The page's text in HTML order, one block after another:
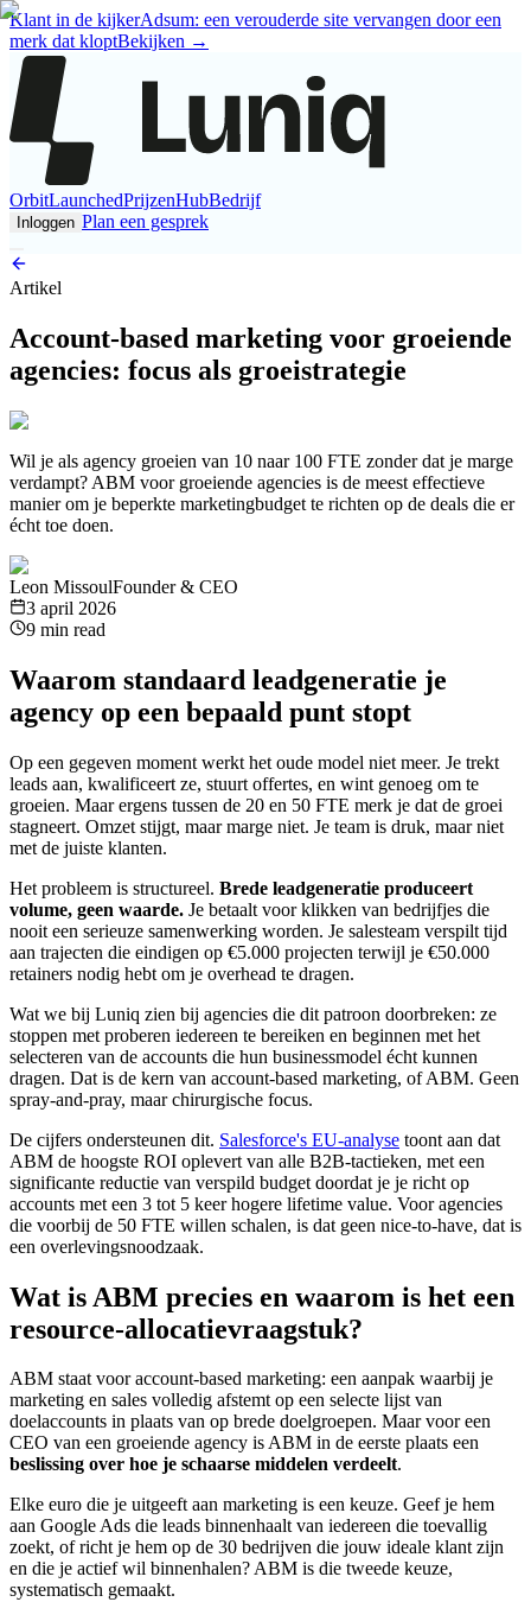
Klant in de kijkerAdsum: een verouderde site vervangen door een
merk dat kloptBekijken →
OrbitLaunchedPrijzenHubBedrijf
Inloggen Plan een gesprek
Artikel
Account-based marketing voor groeiende
agencies: focus als groeistrategie
Wil je als agency groeien van 10 naar 100 FTE zonder dat je marge
verdampt? ABM voor groeiende agencies is de meest effectieve
manier om je beperkte marketingbudget te richten op de deals die er
écht toe doen.
Leon MissoulFounder & CEO
3 april 2026
9 min read
Waarom standaard leadgeneratie je
agency op een bepaald punt stopt
Op een gegeven moment werkt het oude model niet meer. Je trekt
leads aan, kwalificeert ze, stuurt offertes, en wint genoeg om te
groeien. Maar ergens tussen de 20 en 50 FTE merk je dat de groei
stagneert. Omzet stijgt, maar marge niet. Je team is druk, maar niet
met de juiste klanten.
Het probleem is structureel. Brede leadgeneratie produceert
volume, geen waarde. Je betaalt voor klikken van bedrijfjes die
nooit een serieuze samenwerking worden. Je salesteam verspilt tijd
aan trajecten die eindigen op €5.000 projecten terwijl je €50.000
retainers nodig hebt om je overhead te dragen.
Wat we bij Luniq zien bij agencies die dit patroon doorbreken: ze
stoppen met proberen iedereen te bereiken en beginnen met het
selecteren van de accounts die hun businessmodel écht kunnen
dragen. Dat is de kern van account-based marketing, of ABM. Geen
spray-and-pray, maar chirurgische focus.
De cijfers ondersteunen dit. Salesforce's EU-analyse toont aan dat
ABM de hoogste ROI oplevert van alle B2B-tactieken, met een
significante reductie van verspild budget doordat je je richt op
accounts met een 3 tot 5 keer hogere lifetime value. Voor agencies
die voorbij de 50 FTE willen schalen, is dat geen nice-to-have, dat is
een overlevingsnoodzaak.
Wat is ABM precies en waarom is het een
resource-allocatievraagstuk?
ABM staat voor account-based marketing: een aanpak waarbij je
marketing en sales volledig afstemt op een selecte lijst van
doelaccounts in plaats van op brede doelgroepen. Maar voor een
CEO van een groeiende agency is ABM in de eerste plaats een
beslissing over hoe je schaarse middelen verdeelt.
Elke euro die je uitgeeft aan marketing is een keuze. Geef je hem
aan Google Ads die leads binnenhaalt van iedereen die toevallig
zoekt, of richt je hem op de 30 bedrijven die jouw ideale klant zijn
en die je actief wil binnenhalen? ABM is die tweede keuze,
systematisch gemaakt.